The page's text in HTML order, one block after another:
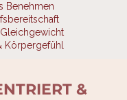
Benehmen
Körpergefühl
&